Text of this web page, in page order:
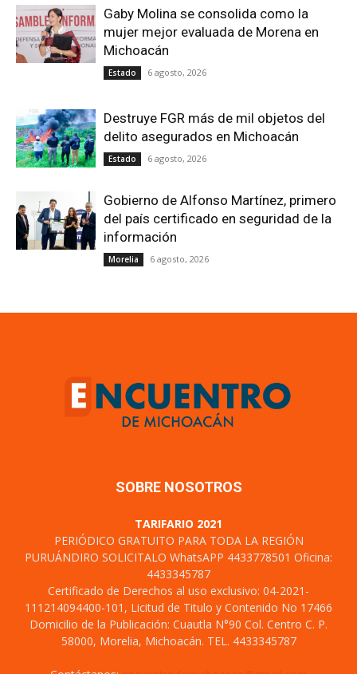
Gaby Molina se consolida como la
mujer mejor evaluada de Morena en
Michoacán
Estado 6 agosto, 2026
Destruye FGR más de mil objetos del
delito asegurados en Michoacán
Estado 6 agosto, 2026
Gobierno de Alfonso Martínez, primero
del país certificado en seguridad de la
información
Morelia 6 agosto, 2026
SOBRE NOSOTROS
TARIFARIO 2021
PERIÓDICO GRATUITO PARA TODA LA REGIÓN
PURUÁNDIRO SOLICITALO WhatsAPP 4433778501 Oficina:
4433345787
Certificado de Derechos al uso exclusivo: 04-2021-
111214094400-101, Licitud de Titulo y Contenido No 17466
Domicilio de la Publicación: Cuautla N°90 Col. Centro C. P.
58000, Morelia, Michoacán. TEL. 4433345787